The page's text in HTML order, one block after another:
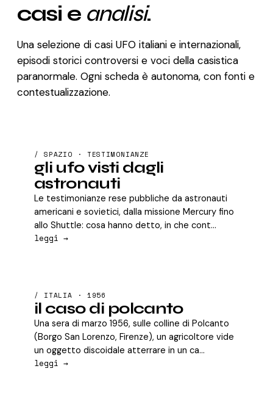
casi e analisi.
Una selezione di casi UFO italiani e internazionali,
episodi storici controversi e voci della casistica
paranormale. Ogni scheda è autonoma, con fonti e
contestualizzazione.
/ SPAZIO · TESTIMONIANZE
gli ufo visti dagli
astronauti
Le testimonianze rese pubbliche da astronauti
americani e sovietici, dalla missione Mercury fino
allo Shuttle: cosa hanno detto, in che cont...
leggi →
/ ITALIA · 1956
il caso di polcanto
Una sera di marzo 1956, sulle colline di Polcanto
(Borgo San Lorenzo, Firenze), un agricoltore vide
un oggetto discoidale atterrare in un ca...
leggi →